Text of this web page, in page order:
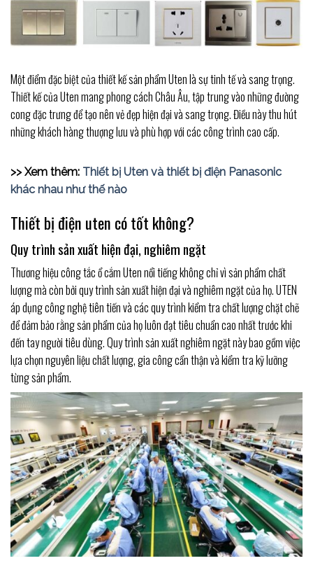
Một điểm đặc biệt của thiết kế sản phẩm Uten là sự tinh tế và sang trọng.
Thiết kế của Uten mang phong cách Châu Âu, tập trung vào những đường
cong đặc trưng để tạo nên vẻ đẹp hiện đại và sang trọng. Điều này thu hút
những khách hàng thượng lưu và phù hợp với các công trình cao cấp.
>> Xem thêm: Thiết bị Uten và thiết bị điện Panasonic
khác nhau như thế nào
Thiết bị điện uten có tốt không?
Quy trình sản xuất hiện đại, nghiêm ngặt
Thương hiệu công tắc ổ cắm Uten nổi tiếng không chỉ vì sản phẩm chất
lượng mà còn bởi quy trình sản xuất hiện đại và nghiêm ngặt của họ. UTEN
áp dụng công nghệ tiên tiến và các quy trình kiểm tra chất lượng chặt chẽ
để đảm bảo rằng sản phẩm của họ luôn đạt tiêu chuẩn cao nhất trước khi
đến tay người tiêu dùng. Quy trình sản xuất nghiêm ngặt này bao gồm việc
lựa chọn nguyên liệu chất lượng, gia công cẩn thận và kiểm tra kỹ lưỡng
từng sản phẩm.